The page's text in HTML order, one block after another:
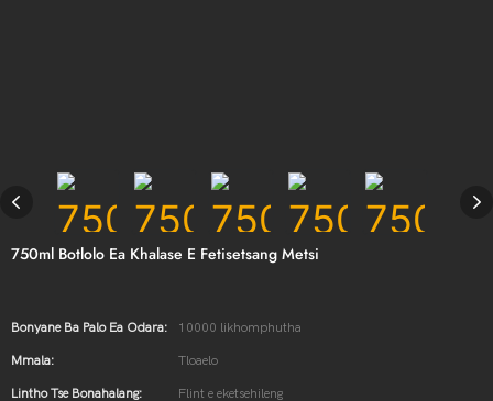
750ml Botlolo Ea Khalase E Fetisetsang Metsi
Bonyane Ba Palo Ea Odara: 10000 likhomphutha
Mmala: Tloaelo
Lintho Tse Bonahalang: Flint e eketsehileng